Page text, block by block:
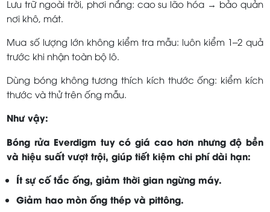
Lưu trữ ngoài trời, phơi nắng: cao su lão hóa → bảo quản
nơi khô, mát.
Mua số lượng lớn không kiểm tra mẫu: luôn kiểm 1–2 quả
trước khi nhận toàn bộ lô.
Dùng bóng không tương thích kích thước ống: kiểm kích
thước và thử trên ống mẫu.
Như vậy:
Bóng rửa Everdigm tuy có giá cao hơn nhưng độ bền
và hiệu suất vượt trội, giúp tiết kiệm chi phí dài hạn:
Ít sự cố tắc ống, giảm thời gian ngừng máy.
Giảm hao mòn ống thép và pittông.